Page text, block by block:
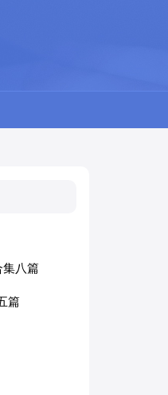
集八篇
篇